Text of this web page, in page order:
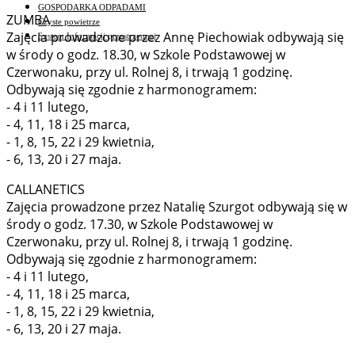
GOSPODARKA ODPADAMI
Czyste powietrze
System Informacji przestrzennej
ZUMBA
Zajęcia prowadzone przez Annę Piechowiak odbywają się
w środy o godz. 18.30, w Szkole Podstawowej w
Czerwonaku, przy ul. Rolnej 8, i trwają 1 godzinę.
Odbywają się zgodnie z harmonogramem:
- 4 i 11 lutego,
- 4, 11, 18 i 25 marca,
- 1, 8, 15, 22 i 29 kwietnia,
- 6, 13, 20 i 27 maja.
CALLANETICS
Zajęcia prowadzone przez Natalię Szurgot odbywają się w
środy o godz. 17.30, w Szkole Podstawowej w
Czerwonaku, przy ul. Rolnej 8, i trwają 1 godzinę.
Odbywają się zgodnie z harmonogramem:
- 4 i 11 lutego,
- 4, 11, 18 i 25 marca,
- 1, 8, 15, 22 i 29 kwietnia,
- 6, 13, 20 i 27 maja.